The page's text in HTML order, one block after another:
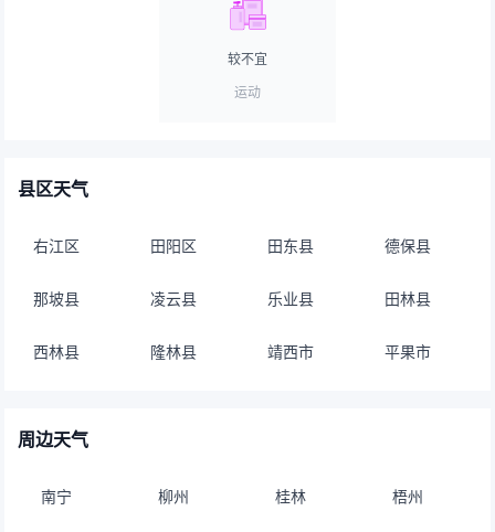
较不宜
运动
县区天气
右江区 田阳区 田东县 德保县
那坡县 凌云县 乐业县 田林县
西林县 隆林县 靖西市 平果市
周边天气
南宁 柳州 桂林 梧州